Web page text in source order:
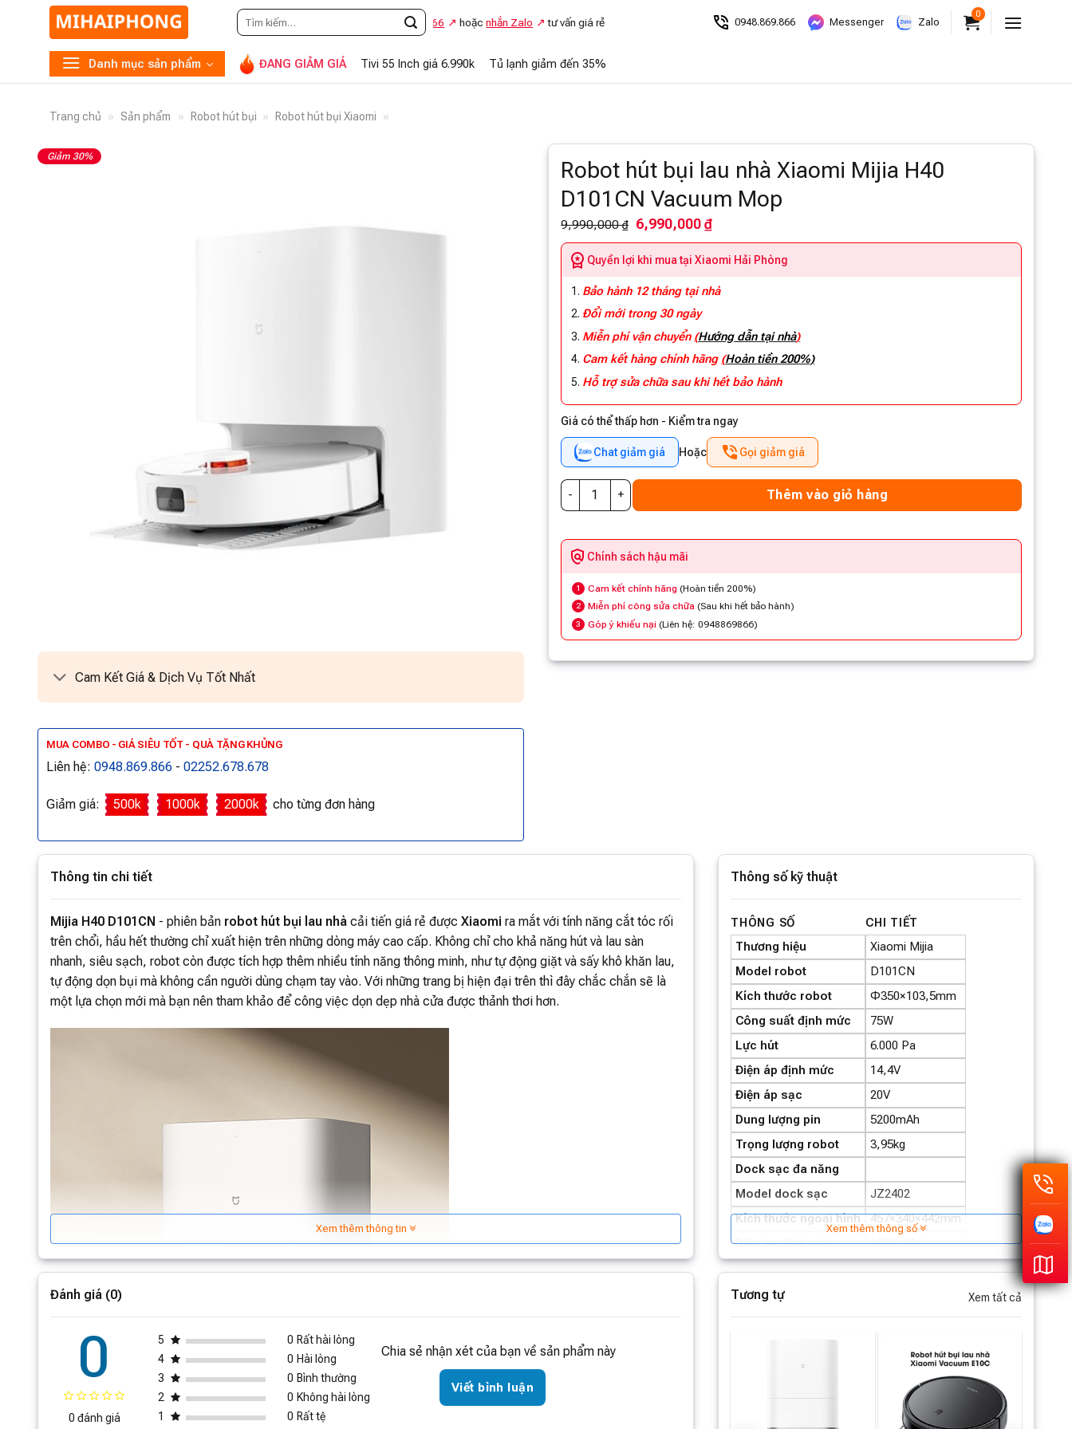
Tìm
kiếm:
0948.869.866 hoặcnhắn Zalo tư vấn giá rẻ 0948.869.866 Messenger Zalo
0
Danh mục sản phẩm ĐANG GIẢM GIÁ Tivi 55 Inch giá 6.990k Tủ lạnh giảm đến 35%
Trang chủ » Sản phẩm » Robot hút bụi » Robot hút bụi Xiaomi »
Giảm 30%
Cam Kết Giá & Dịch Vụ Tốt Nhất
MUA COMBO - GIÁ SIÊU TỐT - QUÀ TẶNG KHỦNG
Liên hệ: 0948.869.866 - 02252.678.678
Giảm giá: 500k 1000k 2000k cho từng đơn hàng
Robot hút bụi lau nhà Xiaomi Mijia H40
D101CN Vacuum Mop
9,990,000 ₫ 6,990,000 ₫
Quyền lợi khi mua tại Xiaomi Hải Phòng
Bảo hành 12 tháng tại nhà
Đổi mới trong 30 ngày
Miễn phí vận chuyển (Hướng dẫn tại nhà)
Cam kết hàng chính hãng (Hoàn tiền 200%)
Hỗ trợ sửa chữa sau khi hết bảo hành
Giá có thể thấp hơn - Kiểm tra ngay
Chat giảm giá Hoặc Gọi giảm giá
Thêm vào giỏ hàng
Chính sách hậu mãi
1 Cam kết chính hãng (Hoàn tiền 200%)
2 Miễn phí công sửa chữa (Sau khi hết bảo hành)
3 Góp ý khiếu nại (Liên hệ: 0948869866)
Thông tin chi tiết
Mijia H40 D101CN - phiên bản robot hút bụi lau nhà cải tiến giá rẻ được Xiaomi ra mắt với tính năng cắt tóc rối
trên chổi, hầu hết thường chỉ xuất hiện trên những dòng máy cao cấp. Không chỉ cho khả năng hút và lau sàn
nhanh, siêu sạch, robot còn được tích hợp thêm nhiều tính năng thông minh, như tự động giặt và sấy khô khăn lau,
tự động dọn bụi mà không cần người dùng chạm tay vào. Với những trang bị hiện đại trên thì đây chắc chắn sẽ là
một lựa chọn mới mà bạn nên tham khảo để công việc dọn dẹp nhà cửa được thảnh thơi hơn.
Xem thêm thông tin
Thông số kỹ thuật
THÔNG SỐ CHI TIẾT
Thương hiệu
Xiaomi Mijia
Model robot
D101CN
Kích thước robot
Φ350×103,5mm
Công suất định mức
75W
Lực hút
6.000 Pa
Điện áp định mức
14,4V
Điện áp sạc
20V
Dung lượng pin
5200mAh
Trọng lượng robot
3,95kg
Dock sạc đa năng
Model dock sạc
JZ2402
Kích thước ngoại hình
457×340×442mm
Điện áp định mức
220V~50Hz
Nguồn
Trạng thái sấy + sạc
Xem thêm thông số
Đánh giá (0)
0
0 đánh giá
5 0 Rất hài lòng
4
0 Hài lòng
3
0 Bình thường
2
0 Không hài lòng
1
0 Rất tệ
Chia sẻ nhận xét của bạn về sản phẩm này
Viết bình luận
Tương tự Xem tất cả